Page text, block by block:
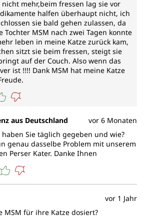
nicht mehr,beim fressen lag sie vor
halfen überhaupt nicht, ich
sie bald gehen zulassen, da
Tochter MSM nach zwei Tagen konnte
leben in meine Katze zurück kam,
sitzt sie beim fressen, steigt sie
auf der Couch. Also wenn das
ist !!!! Dank MSM hat meine Katze
aus Deutschland
vor 6 Monaten
haben Sie täglich gegeben und wie?
genau dasselbe Problem mit unserem
Perser Kater. Danke Ihnen
vor 1 Jahr
MSM für ihre Katze dosiert?